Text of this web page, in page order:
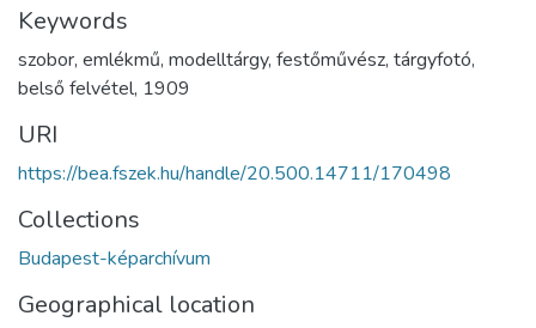
Keywords
szobor, emlékmű, modelltárgy, festőművész, tárgyfotó,
belső felvétel, 1909
URI
https://bea.fszek.hu/handle/20.500.14711/170498
Collections
Budapest-képarchívum
Geographical location